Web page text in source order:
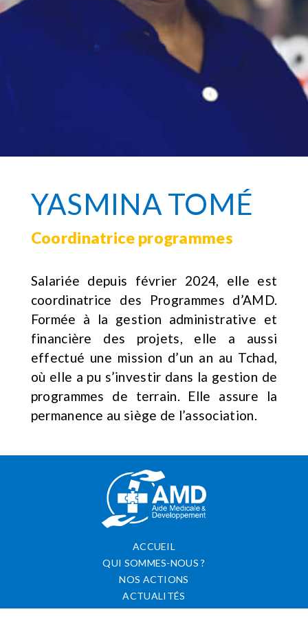
YASMINA TOMÉ
Coordinatrice programmes
Salariée depuis février 2024, elle est
coordinatrice des Programmes d’AMD.
Formée à la gestion administrative et
financière des projets, elle a aussi
effectué une mission d’un an au Tchad,
où elle a pu s’investir dans la gestion de
programmes de terrain. Elle assure la
permanence au siège de l’association.
ACCUEIL
QUI SOMMES-NOUS ?
NOS ACTIONS
ACTUALITÉS
CONTACT